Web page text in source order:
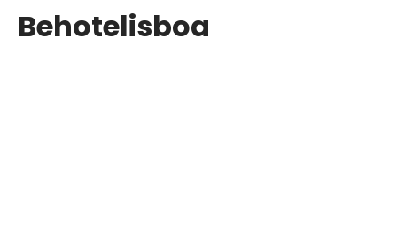
Behotelisboa